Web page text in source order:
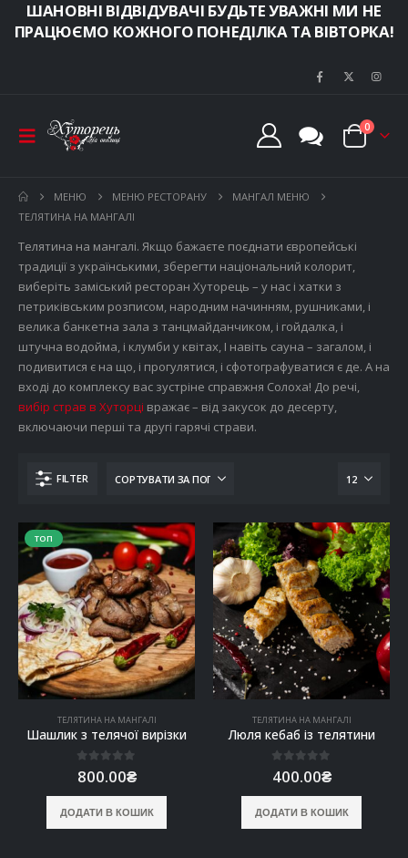
ШАНОВНІ ВІДВІДУВАЧІ БУДЬТЕ УВАЖНІ МИ НЕ
ПРАЦЮЄМО КОЖНОГО ПОНЕДІЛКА ТА ВІВТОРКА!
0
МЕНЮ МЕНЮ РЕСТОРАНУ
МАНГАЛ МЕНЮ
ТЕЛЯТИНА НА МАНГАЛІ
Телятина на мангалі. Якщо бажаєте поєднати європейські
традиції з українськими, зберегти національний колорит,
виберіть заміський ресторан Хуторець – у нас і хатки з
петриківським розписом, народним начинням, рушниками, і
велика банкетна зала з танцмайданчиком, і гойдалка, і
штучна водойма, і клумби у квітах, І навіть сауна – загалом, і
подивитися є на що, і прогулятися, і сфотографуватися є де. А на
вході до комплексу вас зустріне справжня Солоха! До речі,
вибір страв в Хуторці вражає – від закусок до десерту,
включаючи перші та другі гарячі страви.
FILTER
ТОП
ТЕЛЯТИНА НА МАНГАЛІ
Шашлик з телячої вирізки
0out of 5
800.00₴
ДОДАТИ В КОШИК
ТЕЛЯТИНА НА МАНГАЛІ
Люля кебаб із телятини
0out of 5
400.00₴
ДОДАТИ В КОШИК